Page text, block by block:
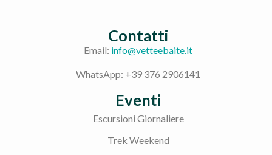
Eventi
Escursioni Giornaliere
Trek Weekend
Contatti
Email: info@vetteebaite.it
WhatsApp: +39 376 2906141